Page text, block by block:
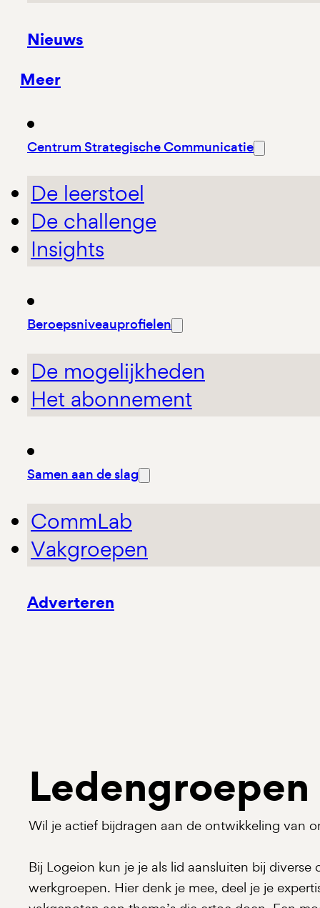
Nieuws
Meer
Centrum Strategische Communicatie
De leerstoel
De challenge
Insights
Beroepsniveauprofielen
De mogelijkheden
Het abonnement
Samen aan de slag
CommLab
Vakgroepen
Adverteren
Ledengroepen
Wil je actief bijdragen aan de ontwikkeling van
Bij Logeion kun je je als lid aansluiten bij diverse
werkgroepen. Hier denk je mee, deel je je